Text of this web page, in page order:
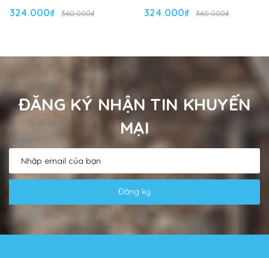
324.000₫ 360.000₫ 324.000₫ 360.000₫
ĐĂNG KÝ NHẬN TIN KHUYẾN
MẠI
Đăng ký